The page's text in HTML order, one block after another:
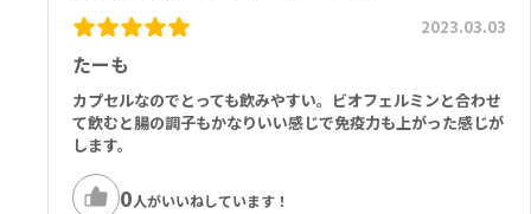
たーも
2023.03.03
カプセルなのでとっても飲みやすい。ビオフェルミンと合わせ
て飲むと腸の調子もかなりいい感じで免疫力も上がった感じが
します。
0人がいいねしています！